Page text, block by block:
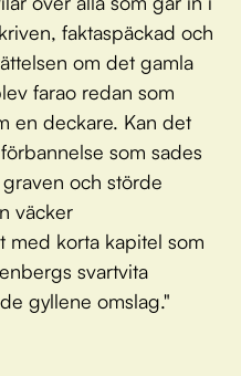
faktaspäckad och
om det gamla
farao redan som
en deckare. Kan det
som sades
och störde
väcker
med korta kapitel som
svartvita
gyllene omslag."